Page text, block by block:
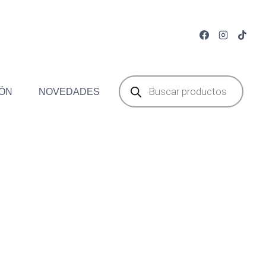
NOVEDADES
Búsqueda
de
productos